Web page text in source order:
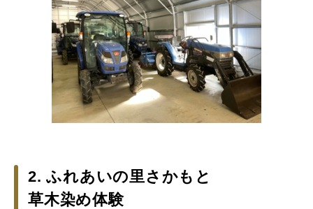
2. ふれあいの里さかもと
草木染め体験